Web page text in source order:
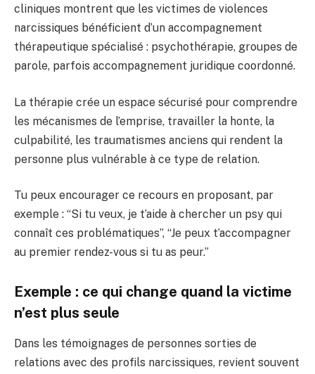
cliniques montrent que les victimes de violences
narcissiques bénéficient d’un accompagnement
thérapeutique spécialisé : psychothérapie, groupes de
parole, parfois accompagnement juridique coordonné.
La thérapie crée un espace sécurisé pour comprendre
les mécanismes de l’emprise, travailler la honte, la
culpabilité, les traumatismes anciens qui rendent la
personne plus vulnérable à ce type de relation.
Tu peux encourager ce recours en proposant, par
exemple : “Si tu veux, je t’aide à chercher un psy qui
connaît ces problématiques”, “Je peux t’accompagner
au premier rendez-vous si tu as peur.”
Exemple : ce qui change quand la victime
n’est plus seule
Dans les témoignages de personnes sorties de
relations avec des profils narcissiques, revient souvent